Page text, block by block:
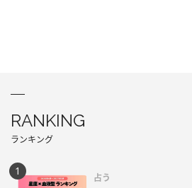
RANKING
ランキング
占う